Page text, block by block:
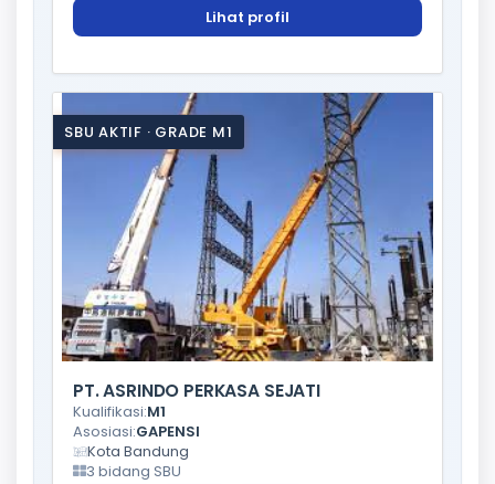
Lihat profil
SBU AKTIF · GRADE M1
PT. ASRINDO PERKASA SEJATI
Kualifikasi:M1
Asosiasi:GAPENSI
Kota Bandung
3 bidang SBU